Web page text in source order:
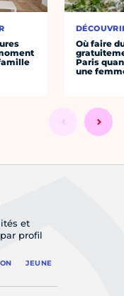
Où faire
Paris
une
et
profil
JEUNE